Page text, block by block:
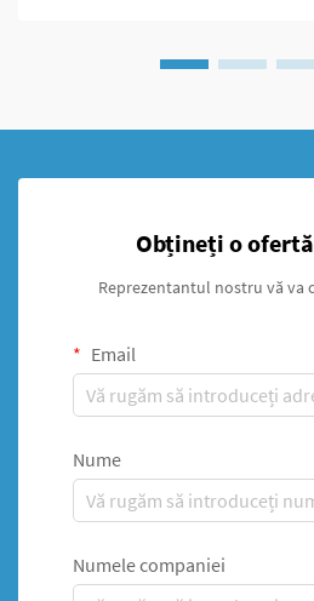
Obțineți o
Reprezentantul nostru vă va
Email
Nume
Numele companiei